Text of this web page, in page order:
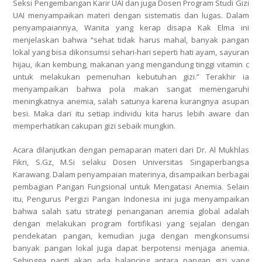
Seksi Pengembangan Karir UAI dan juga Dosen Program Studi Gizi
UAI menyampaikan materi dengan sistematis dan lugas. Dalam
penyampaiannya, Wanita yang kerap disapa Kak Elma ini
menjelaskan bahwa “sehat tidak harus mahal, banyak pangan
lokal yang bisa dikonsumsi sehari-hari seperti hati ayam, sayuran
hijau, ikan kembung, makanan yang mengandung tinggi vitamin c
untuk melakukan pemenuhan kebutuhan gizi.” Terakhir ia
menyampaikan bahwa pola makan sangat memengaruhi
meningkatnya anemia, salah satunya karena kurangnya asupan
besi. Maka dari itu setiap individu kita harus lebih aware dan
memperhatikan cakupan gizi sebaik mungkin.
Acara dilanjutkan dengan pemaparan materi dari Dr. Al Mukhlas
Fikri, S.Gz, M.Si selaku Dosen Universitas Singaperbangsa
Karawang. Dalam penyampaian materinya, disampaikan berbagai
pembagian Pangan Fungsional untuk Mengatasi Anemia. Selain
itu, Pengurus Pergizi Pangan Indonesia ini juga menyampaikan
bahwa salah satu strategi penanganan anemia global adalah
dengan melakukan program fortifikasi yang sejalan dengan
pendekatan pangan, kemudian juga dengan mengkonsumsi
banyak pangan lokal juga dapat berpotensi menjaga anemia.